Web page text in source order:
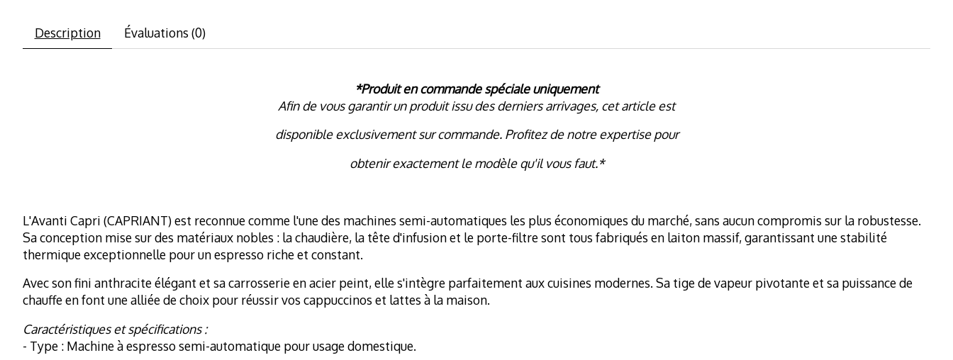
Description Évaluations (0)
*Produit en commande spéciale uniquement
Afin de vous garantir un produit issu des derniers arrivages, cet article est
disponible exclusivement sur commande. Profitez de notre expertise pour
obtenir exactement le modèle qu'il vous faut.*
L'Avanti Capri (CAPRIANT) est reconnue comme l'une des machines semi-automatiques les plus économiques du marché, sans aucun compromis sur la robustesse.
Sa conception mise sur des matériaux nobles : la chaudière, la tête d'infusion et le porte-filtre sont tous fabriqués en laiton massif, garantissant une stabilité
thermique exceptionnelle pour un espresso riche et constant.
Avec son fini anthracite élégant et sa carrosserie en acier peint, elle s'intègre parfaitement aux cuisines modernes. Sa tige de vapeur pivotante et sa puissance de
chauffe en font une alliée de choix pour réussir vos cappuccinos et lattes à la maison.
Caractéristiques et spécifications :
- Type : Machine à espresso semi-automatique pour usage domestique.